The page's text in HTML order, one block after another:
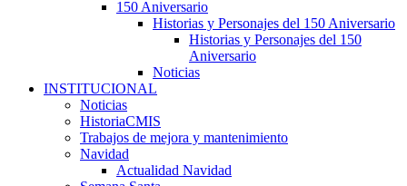
150 Aniversario
Historias y Personajes del 150 Aniversario
Historias y Personajes del 150
Aniversario
Noticias
INSTITUCIONAL
Noticias
HistoriaCMIS
Trabajos de mejora y mantenimiento
Navidad
Actualidad Navidad